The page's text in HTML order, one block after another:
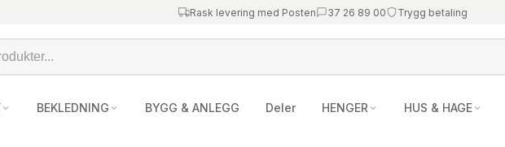
Rask levering med Posten 37 26 89 00 Trygg betaling
BEKLEDNING BYGG & ANLEGG Deler HENGER HUS & HAGE